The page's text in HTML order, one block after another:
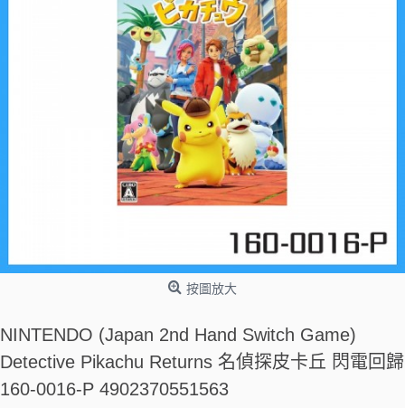
按圖放大
NINTENDO (Japan 2nd Hand Switch Game)
Detective Pikachu Returns 名偵探皮卡丘 閃電回歸
160-0016-P 4902370551563